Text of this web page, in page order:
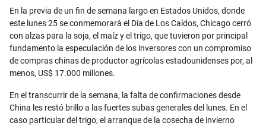
Email
En la previa de un fin de semana largo en Estados Unidos, donde
este lunes 25 se conmemorará el Día de Los Caídos, Chicago cerró
con alzas para la soja, el maíz y el trigo, que tuvieron por principal
fundamento la especulación de los inversores con un compromiso
de compras chinas de productor agrícolas estadounidenses por, al
menos, US$ 17.000 millones.
En el transcurrir de la semana, la falta de confirmaciones desde
China les restó brillo a las fuertes subas generales del lunes. En el
caso particular del trigo, el arranque de la cosecha de invierno